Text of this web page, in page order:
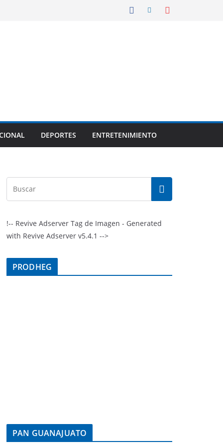
DEPORTES ENTRETENIMIENTO
!-- Revive Adserver Tag de Imagen - Generated
with Revive Adserver v5.4.1 -->
PRODHEG
PAN GUANAJUATO